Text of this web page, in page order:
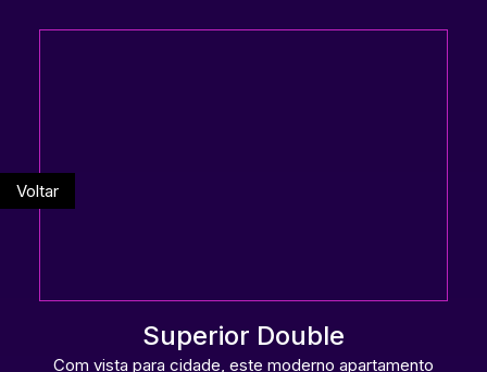
Superior Double
Com vista para cidade, este moderno apartamento
Voltar